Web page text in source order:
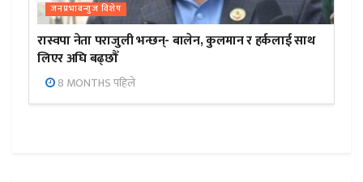
जनप्रभाबन्युज विशेष
रास्वपा नेता पराजुली भन्छन्- बालेन, कुलमान र हर्कलाई साथ
लिएर अघि बढ्छौँ
8 MONTHS पहिले